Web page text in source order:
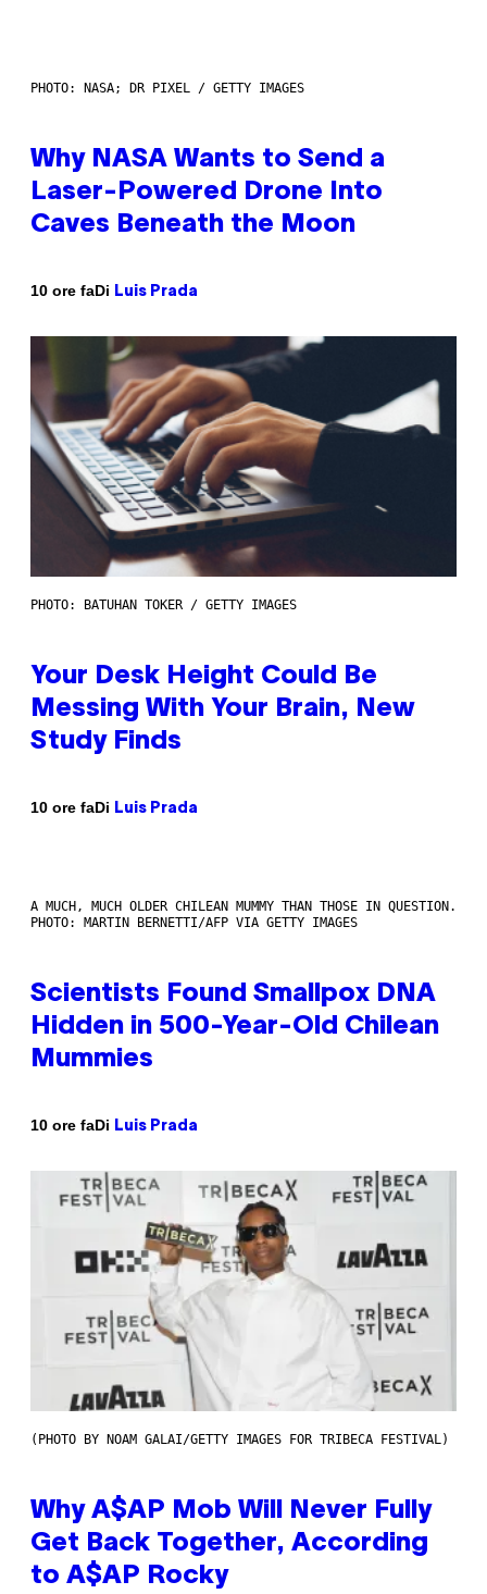
PHOTO: NASA; DR PIXEL / GETTY IMAGES
Why NASA Wants to Send a
Laser-Powered Drone Into
Caves Beneath the Moon
10 ore faDi Luis Prada
PHOTO: BATUHAN TOKER / GETTY IMAGES
Your Desk Height Could Be
Messing With Your Brain, New
Study Finds
10 ore faDi Luis Prada
A MUCH, MUCH OLDER CHILEAN MUMMY THAN THOSE IN QUESTION.
PHOTO: MARTIN BERNETTI/AFP VIA GETTY IMAGES
Scientists Found Smallpox DNA
Hidden in 500-Year-Old Chilean
Mummies
10 ore faDi Luis Prada
(PHOTO BY NOAM GALAI/GETTY IMAGES FOR TRIBECA FESTIVAL)
Why A$AP Mob Will Never Fully
Get Back Together, According
to A$AP Rocky